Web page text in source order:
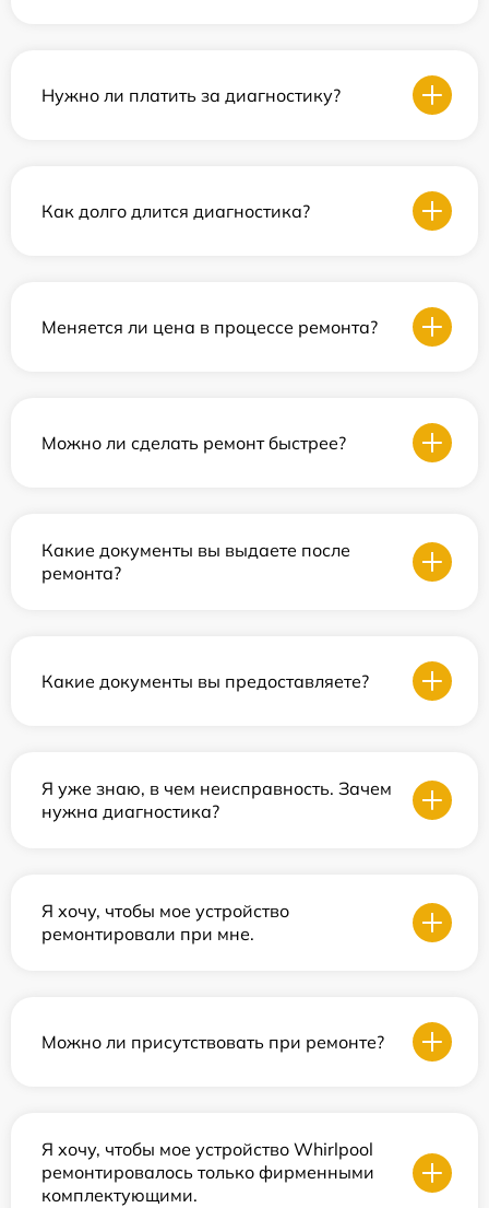
Нужно ли платить за диагностику?
Как долго длится диагностика?
Меняется ли цена в процессе ремонта?
Можно ли сделать ремонт быстрее?
Какие документы вы выдаете после
ремонта?
Какие документы вы предоставляете?
Я уже знаю, в чем неисправность. Зачем
нужна диагностика?
Я хочу, чтобы мое устройство
ремонтировали при мне.
Можно ли присутствовать при ремонте?
Я хочу, чтобы мое устройство Whirlpool
ремонтировалось только фирменными
комплектующими.